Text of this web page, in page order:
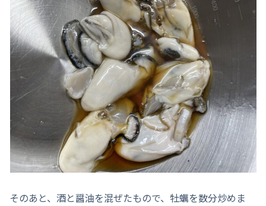
そのあと、酒と醤油を混ぜたもので、牡蠣を数分炒めま